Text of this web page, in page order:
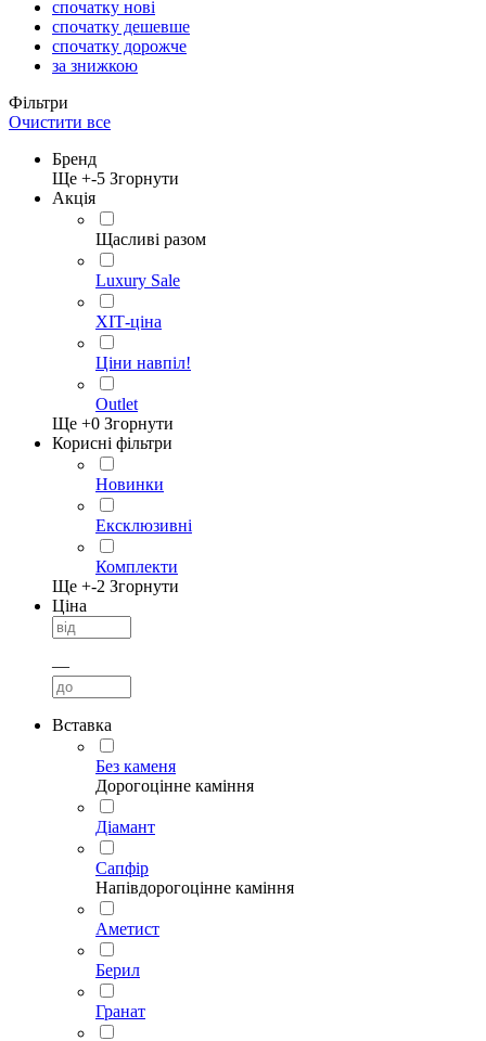
спочатку нові
спочатку дешевше
спочатку дорожче
за знижкою
Фільтри
Очистити все
Бренд
Ще +-5 Згорнути
Акція
Щасливі разом
Luxury Sale
ХІТ-ціна
Ціни навпіл!
Outlet
Ще +0 Згорнути
Корисні фільтри
Новинки
Ексклюзивні
Комплекти
Ще +-2 Згорнути
Ціна
—
Вставка
Без каменя
Дорогоцінне каміння
Діамант
Сапфір
Напівдорогоцінне каміння
Аметист
Берил
Гранат